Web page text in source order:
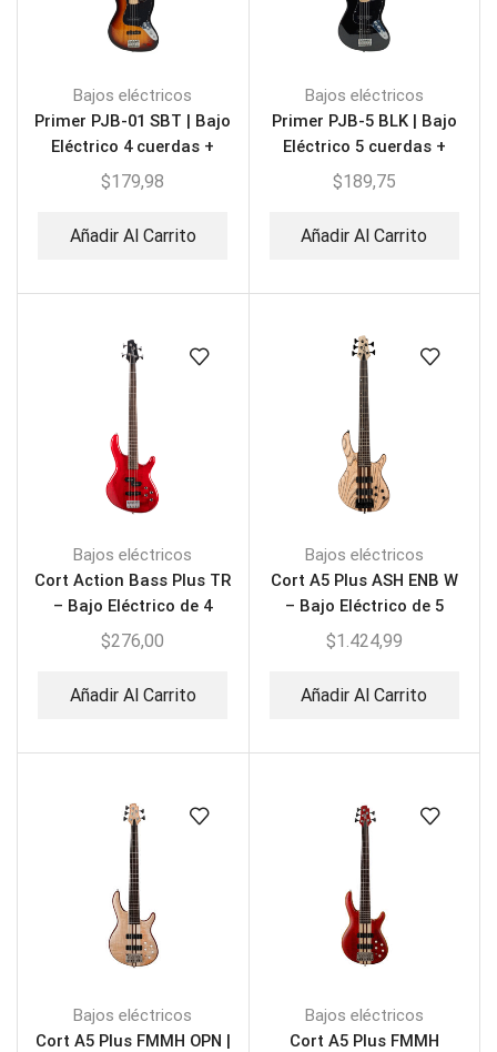
Bajos eléctricos
Primer PJB-01 SBT | Bajo
Eléctrico 4 cuerdas +
Estuche
$179,98
Añadir Al Carrito
Bajos eléctricos
Primer PJB-5 BLK | Bajo
Eléctrico 5 cuerdas +
Estuche
$189,75
Añadir Al Carrito
Bajos eléctricos
Cort Action Bass Plus TR
– Bajo Eléctrico de 4
Cuerdas
$276,00
Añadir Al Carrito
Bajos eléctricos
Cort A5 Plus ASH ENB W
– Bajo Eléctrico de 5
Cuerdas
$1.424,99
Añadir Al Carrito
Bajos eléctricos
Cort A5 Plus FMMH OPN |
Bajos eléctricos
Cort A5 Plus FMMH